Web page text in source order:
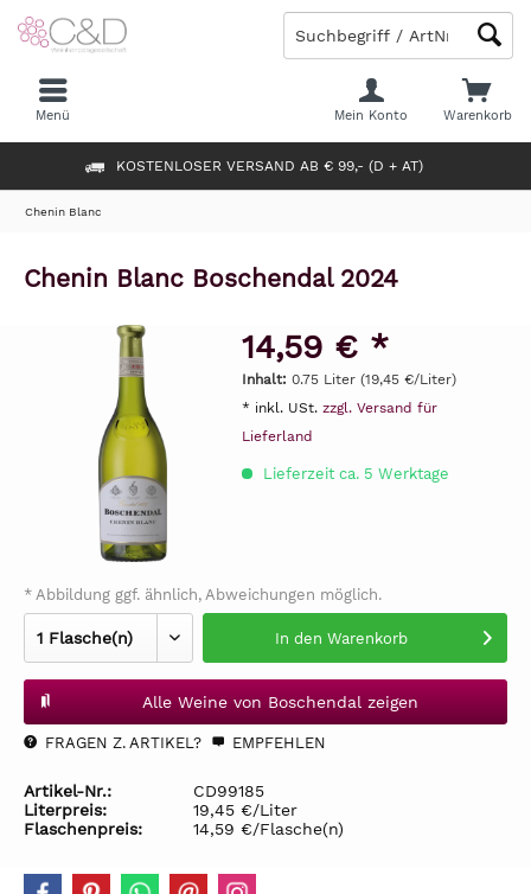
KOSTENLOSER VERSAND AB € 99,- (D + AT)
Warenkorb
Mein Konto
Menü
Chenin Blanc
Chenin Blanc Boschendal 2024
14,59 € *
Inhalt: 0.75 Liter (19,45 €/Liter)
* inkl. USt. zzgl. Versand für
Lieferland
Lieferzeit ca. 5 Werktage
* Abbildung ggf. ähnlich, Abweichungen möglich.
In den Warenkorb
Alle Weine von Boschendal zeigen
FRAGEN Z. ARTIKEL? EMPFEHLEN
Artikel-Nr.:
CD99185
Literpreis:
19,45 €/Liter
Flaschenpreis:
14,59 €/Flasche(n)